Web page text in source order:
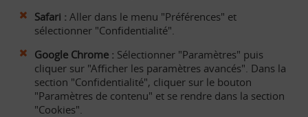
Safari : Aller dans le menu "Préférences" et
sélectionner "Confidentialité".
Google Chrome : Sélectionner "Paramètres" puis
cliquer sur "Afficher les paramètres avancés". Dans la
section "Confidentialité", cliquer sur le bouton
"Paramètres de contenu" et se rendre dans la section
"Cookies".